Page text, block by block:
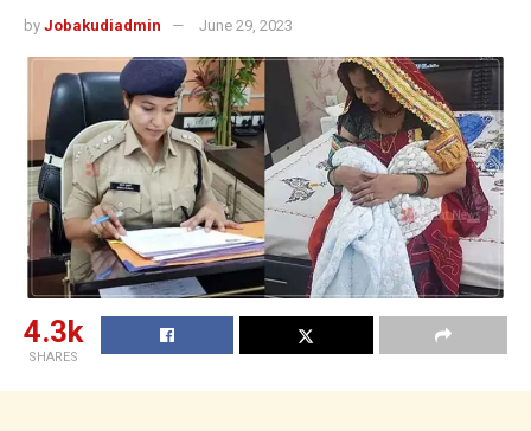
by Jobakudiadmin June 29, 2023
4.3k
SHARES